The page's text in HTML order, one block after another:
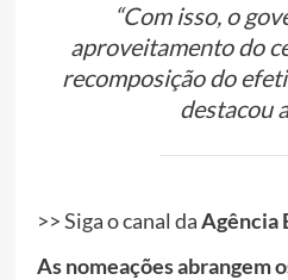
“Com isso, o
aproveitamento do
recomposição do
destacou
>> Siga o canal daAgência
As nomeações abrangem